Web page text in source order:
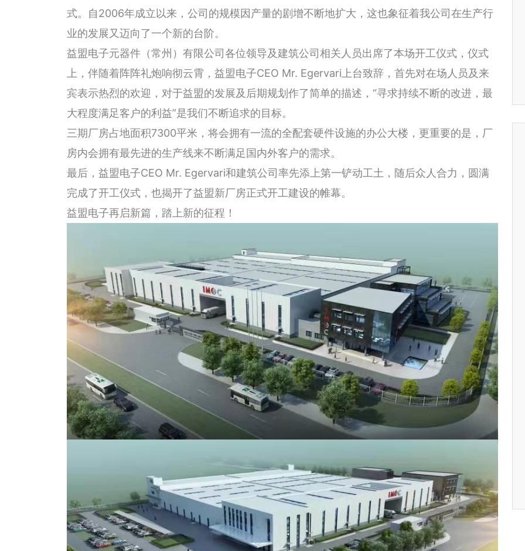
式。自2006年成立以来，公司的规模因产量的剧增不断地扩大，这也象征着我公司在生产行
业的发展又迈向了一个新的台阶。
益盟电子元器件（常州）有限公司各位领导及建筑公司相关人员出席了本场开工仪式，仪式
上，伴随着阵阵礼炮响彻云霄，益盟电子CEO Mr. Egervari上台致辞，首先对在场人员及来
宾表示热烈的欢迎，对于益盟的发展及后期规划作了简单的描述，“寻求持续不断的改进，最
大程度满足客户的利益”是我们不断追求的目标。
三期厂房占地面积7300平米，将会拥有一流的全配套硬件设施的办公大楼，更重要的是，厂
房内会拥有最先进的生产线来不断满足国内外客户的需求。
最后，益盟电子CEO Mr. Egervari和建筑公司率先添上第一铲动工土，随后众人合力，圆满
完成了开工仪式，也揭开了益盟新厂房正式开工建设的帷幕。
益盟电子再启新篇，踏上新的征程！